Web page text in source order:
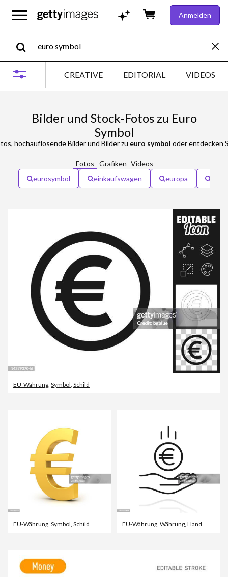
Anmelden
CREATIVE EDITORIAL VIDEOS
Bilder und Stock-Fotos zu Euro
Symbol
hochauflösende Bilder und Bilder zu euro symbol oder entdecken
Fotos Grafiken Videos
eurosymbol
einkaufswagen europa
EU-Währung Symbol Schild
EU-Währung Symbol Schild EU-Währung Währung Hand